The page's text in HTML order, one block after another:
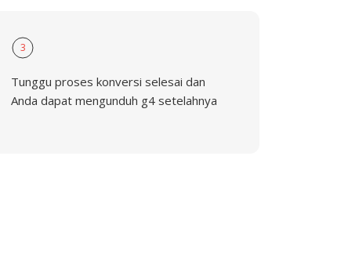
3
Tunggu proses konversi selesai dan
Anda dapat mengunduh g4 setelahnya